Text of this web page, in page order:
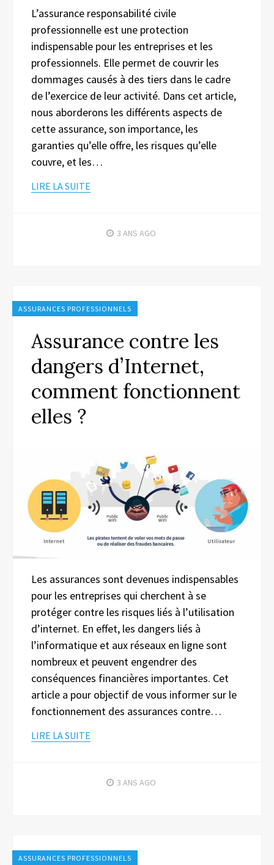
L’assurance responsabilité civile
professionnelle est une protection
indispensable pour les entreprises et les
professionnels. Elle permet de couvrir les
dommages causés à des tiers dans le cadre
de l’exercice de leur activité. Dans cet article,
nous aborderons les différents aspects de
cette assurance, son importance, les
garanties qu’elle offre, les risques qu’elle
couvre, et les…
LIRE LA SUITE
3 ANS AGO
ASSURANCES PROFESSIONNELS
Assurance contre les
dangers d’Internet,
comment fonctionnent
elles ?
Les assurances sont devenues indispensables
pour les entreprises qui cherchent à se
protéger contre les risques liés à l’utilisation
d’internet. En effet, les dangers liés à
l’informatique et aux réseaux en ligne sont
nombreux et peuvent engendrer des
conséquences financières importantes. Cet
article a pour objectif de vous informer sur le
fonctionnement des assurances contre…
LIRE LA SUITE
3 ANS AGO
ASSURANCES PROFESSIONNELS